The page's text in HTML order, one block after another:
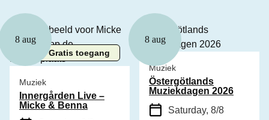
8 aug
Gratis toegang
Muziek
Innergården Live –
Micke & Benna
8 aug
Muziek
Östergötlands
Muziekdagen 2026
Saturday, 8/8